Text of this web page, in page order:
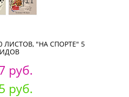
ЛИСТОВ, "НА СПОРТЕ" 5
руб.
руб.